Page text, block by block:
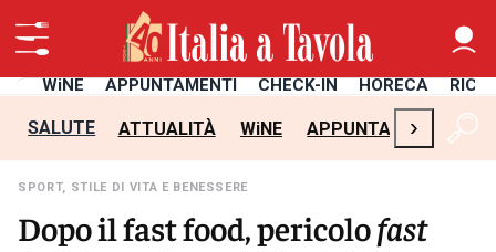
WiNE APPUNTAMENTI CHECK-IN HORECA
SALUTE ATTUALITÀ WiNE APPUNTAMENTI
›
SPORT, STILE DI VITA E BENESSERE
Dopo il fast food, pericolofast